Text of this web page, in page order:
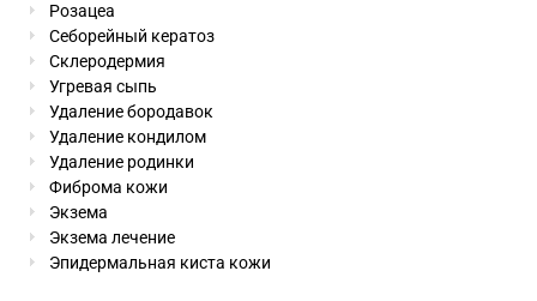
Розацеа
Себорейный кератоз
Склеродермия
Угревая сыпь
Удаление бородавок
Удаление кондилом
Удаление родинки
Фиброма кожи
Экзема
Экзема лечение
Эпидермальная киста кожи